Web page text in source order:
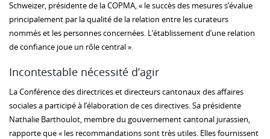
Schweizer, présidente de la COPMA, « le succès des mesures s’évalue
principalement par la qualité de la relation entre les curateurs
nommés et les personnes concernées. L’établissement d’une relation
de confiance joue un rôle central ».
Incontestable nécessité d’agir
La Conférence des directrices et directeurs cantonaux des affaires
sociales a participé à l’élaboration de ces directives. Sa présidente
Nathalie Barthoulot, membre du gouvernement cantonal jurassien,
rapporte que « les recommandations sont très utiles. Elles fournissent